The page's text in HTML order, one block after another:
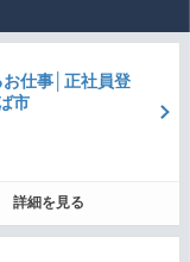
仕事│正社員登
市
詳細を見る